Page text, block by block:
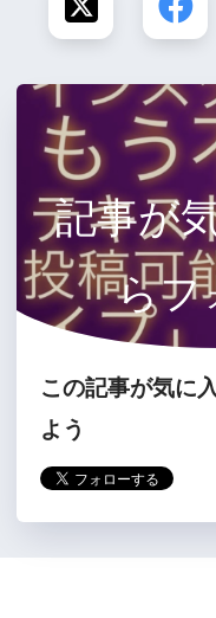
記事が
らフ
この記事が気に
よう